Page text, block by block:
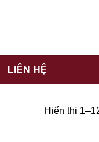
LIÊN HỆ
Hiển thị